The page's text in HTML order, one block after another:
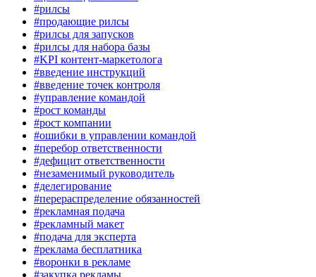
#рилсы
#продающие рилсы
#рилсы для запусков
#рилсы для набора базы
#KPI контент-маркетолога
#введение инструкций
#введение точек контроля
#управление командой
#рост команды
#рост компании
#ошибки в управлении командой
#перебор ответственности
#дефицит ответственности
#незаменимый руководитель
#делегирование
#перераспределение обязанностей
#рекламная подача
#рекламный макет
#подача для эксперта
#реклама бесплатника
#воронки в рекламе
#закупка рекламы